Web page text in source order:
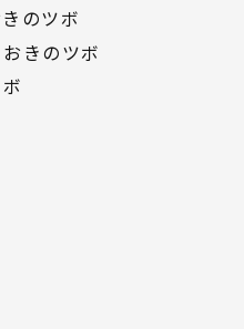
のツボ
きのツボ